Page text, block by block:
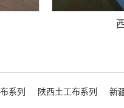
系列 陕西土工布系列
新